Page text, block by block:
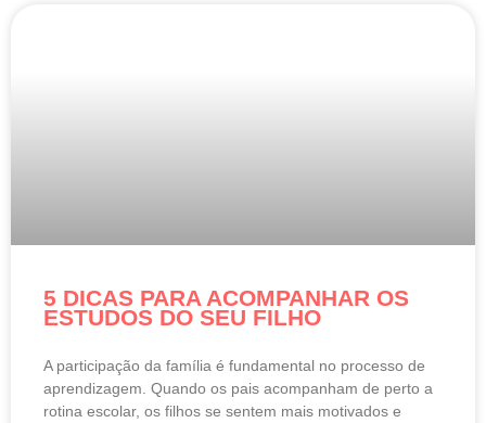
5 DICAS PARA ACOMPANHAR OS
ESTUDOS DO SEU FILHO
A participação da família é fundamental no processo de
aprendizagem. Quando os pais acompanham de perto a
rotina escolar, os filhos se sentem mais motivados e